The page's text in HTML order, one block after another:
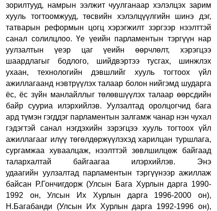
зорилтууд, намрын ээлжит чуулганаар хэлэлцэх зарим
хууль тогтоомжууд, төсвийн хэлэлцүүлгийн шинэ дэг,
татварын реформын цогц хэрэгжилт зэргээр нээлттэй
санал солилцлоо. Үе үеийн парламентын тэргүүн нар
уулзалтын үеэр цаг үеийн өөрчлөлт, хэрэгцээ
шаардлагыг бодлого, шийдвэртээ тусгах, шинжлэх
ухаан, технологийн дэвшлийг хууль тогтоох үйл
ажиллагаанд нэвтрүүлэх талаар болон нийгэмд шударга
ёс, ёс зүйн манлайллыг төлөвшүүлэх талаар өөрсдийн
байр сууриа илэрхийлэв. Уулзалтад оролцогчид бага
ард түмэн гэгддэг парламентын залгамж чанар нэн чухал
гэдэгтэй санал нэгдэхийн зэрэгцээ хууль тогтоох үйл
ажиллагааг илүү төгөлдөржүүлэхэд харилцан туршлага,
сургамжаа хуваалцаж, нээлттэй зөвлшилцөж байгаад
талархалтай байгаагаа илэрхийлэв. Энэ
удаагийн уулзалтад парламентын тэргүүнээр ажиллаж
байсан Р.Гончигдорж (Улсын Бага Хурлын дарга 1990-
1992 он, Улсын Их Хурлын дарга 1996-2000 он),
Н.Багабанди (Улсын Их Хурлын дарга 1992-1996 он),